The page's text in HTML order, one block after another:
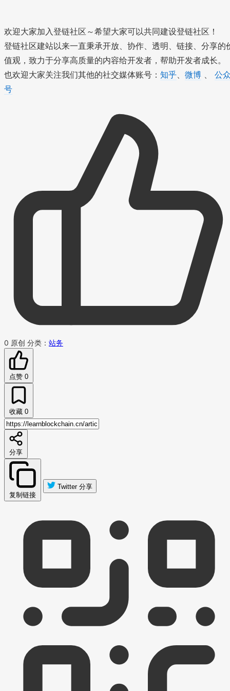
欢迎大家加入登链社区～希望大家可以共同建设登链社区！
登链社区建站以来一直秉承开放、协作、透明、链接、分享的
值观，致力于分享高质量的内容给开发者，帮助开发者成长。
也欢迎大家关注我们其他的社交媒体账号： 知乎 微博
公
号
0 原创 分类： 站务
点赞 0
收藏 0
分享
复制链接
Twitter 分享